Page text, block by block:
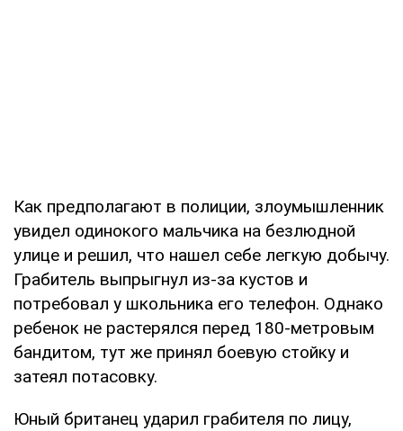
Как предполагают в полиции, злоумышленник
увидел одинокого мальчика на безлюдной
улице и решил, что нашел себе легкую добычу.
Грабитель выпрыгнул из-за кустов и
потребовал у школьника его телефон. Однако
ребенок не растерялся перед 180-метровым
бандитом, тут же принял боевую стойку и
затеял потасовку.
Юный британец ударил грабителя по лицу,